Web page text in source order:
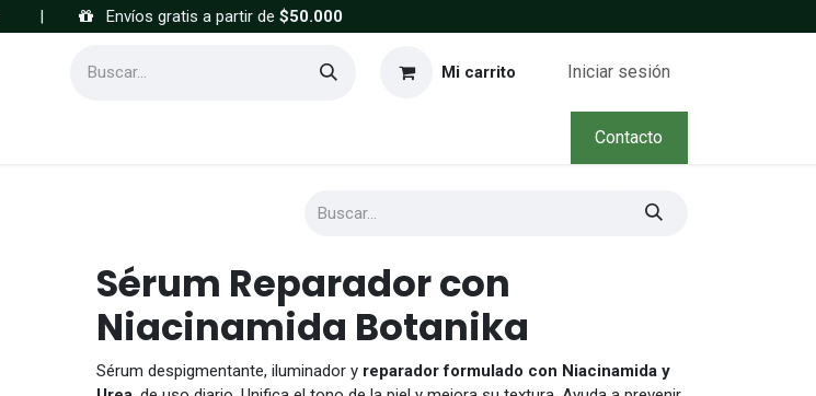
| Envíos gratis a partir de $50.000
Mi carrito Iniciar sesión
Contacto
Sérum Reparador con
Niacinamida Botanika
Sérum despigmentante, iluminador y reparador formulado con Niacinamida y